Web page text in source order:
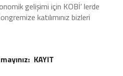
gelişimi için KOBİ’ lerde
katılımınız bizleri
KAYIT